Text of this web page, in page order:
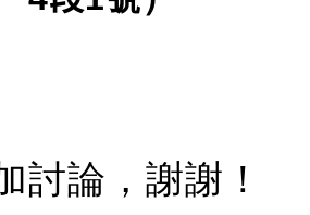
討論，謝謝！